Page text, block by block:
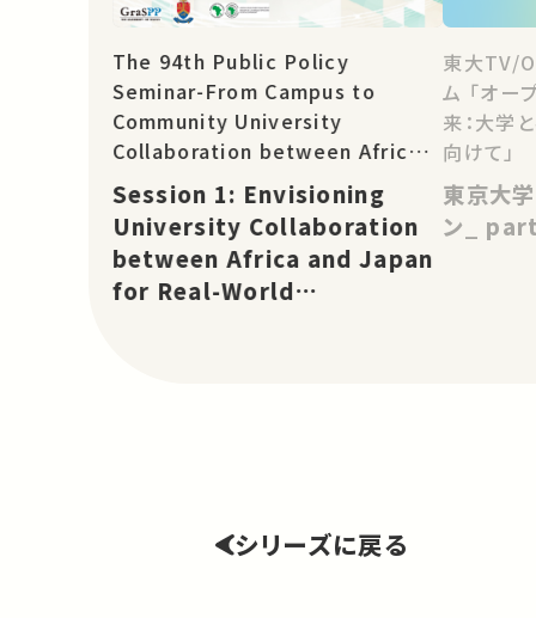
The 94th Public Policy
Seminar-From Campus to
Community University
Collaboration between Africa
and Asia for Real-World
Change: TICAD 9 Partnership
Project
Session 1: Envisioning
University Collaboration
between Africa and Japan
for Real-World
東大TV/
ム 「オー
来：大学
向けて」
東京大
ン_
シリーズに戻る